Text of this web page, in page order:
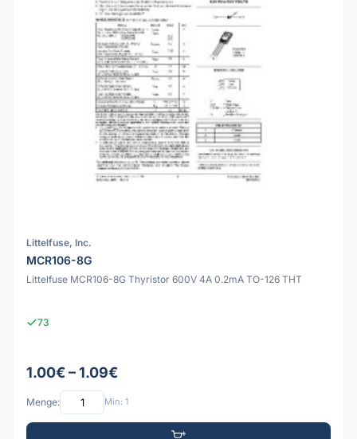
Littelfuse, Inc.
MCR106-8G
Littelfuse MCR106-8G Thyristor 600V 4A 0.2mA TO-126 THT
73
1.00€ – 1.09€
Menge: Min: 1